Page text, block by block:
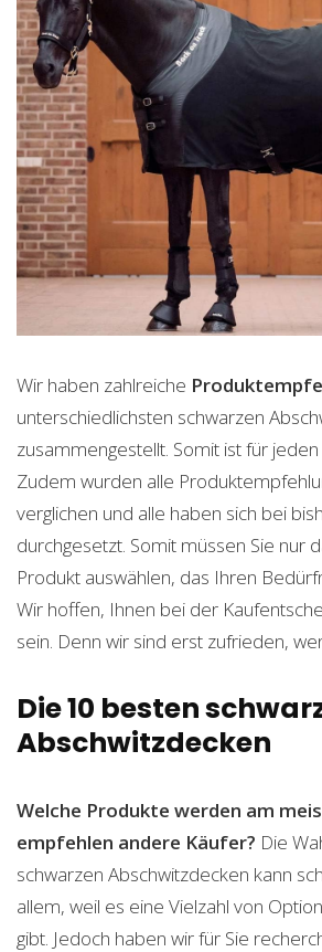
Wir haben zahlreiche
unterschiedlichsten schwarzen
zusammengestellt. Somit ist für
Zudem wurden alle
verglichen und alle haben sich bei
durchgesetzt. Somit müssen Sie nur
Produkt auswählen, das Ihren
Wir hoffen, Ihnen bei der
sein. Denn wir sind erst zufrieden,
Die 10 besten
Abschwitzdecken
Welche Produkte werden am
empfehlen andere Käufer? Die
schwarzen Abschwitzdecken kann
allem, weil es eine Vielzahl von
gibt. Jedoch haben wir für Sie